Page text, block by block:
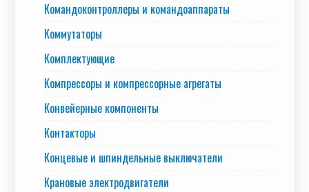
Командоконтроллеры и командоаппараты
Коммутаторы
Комплектующие
Компрессоры и компрессорные агрегаты
Конвейерные компоненты
Контакторы
Концевые и шпиндельные выключатели
Крановые электродвигатели